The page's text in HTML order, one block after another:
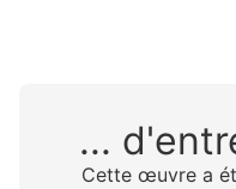
...
Cette œuvre a